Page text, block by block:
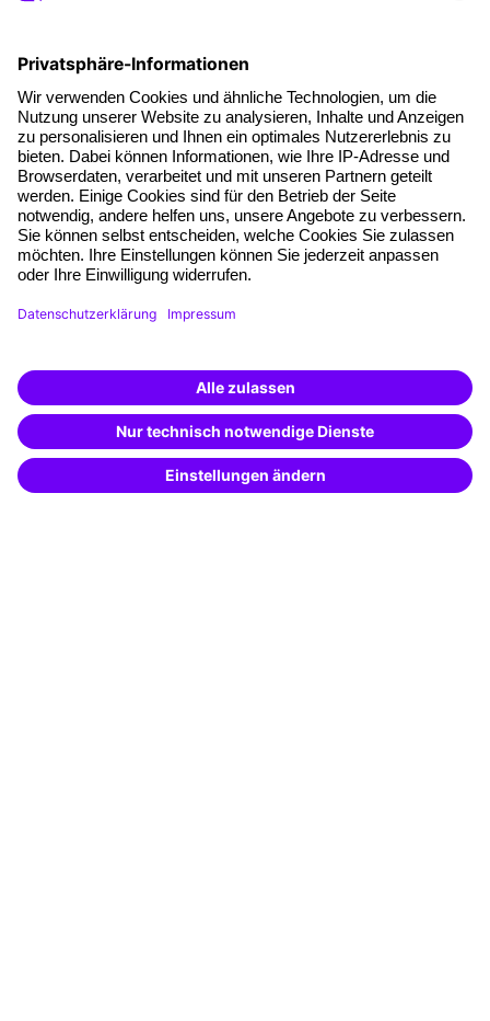
Über unser Angebot
Planungssicherheit
Freie Seminarplätze
Qualitätsstandards
Planung und Locations
Fördermöglichkeiten
Weiterbildungs-App
Besondere Angebote
Potenzialanalyse
Transfercoaching
Weiterbildung finden -
mit KI-Power!
Beschreibe was du suchst und erhalte
passende Weiterbildungen vomKI-Berater
– schnell und treffsicher.